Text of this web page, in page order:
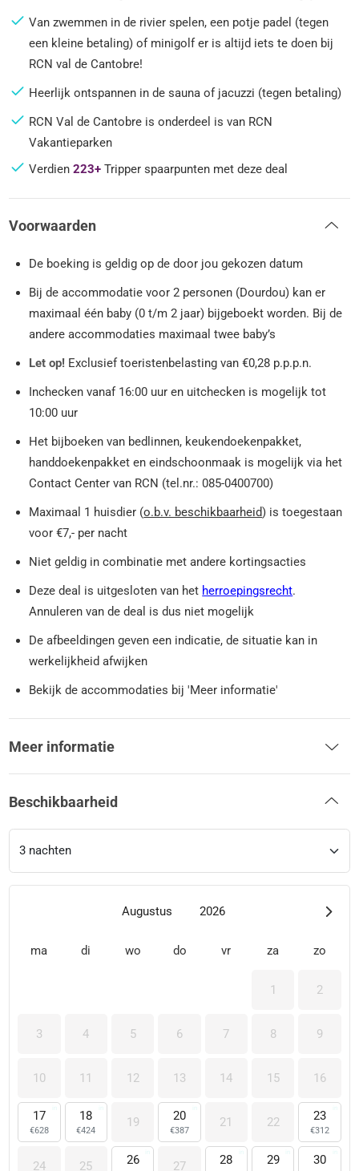
Van zwemmen in de rivier spelen, een potje padel (tegen
een kleine betaling) of minigolf er is altijd iets te doen bij
RCN val de Cantobre!
Heerlijk ontspannen in de sauna of jacuzzi (tegen betaling)
RCN Val de Cantobre is onderdeel is van RCN
Vakantieparken
Verdien223+ Tripper spaarpunten met deze deal
Voorwaarden
De boeking is geldig op de door jou gekozen datum
Bij de accommodatie voor 2 personen (Dourdou) kan er
maximaal één baby (0 t/m 2 jaar) bijgeboekt worden. Bij de
andere accommodaties maximaal twee baby’s
Let op! Exclusief toeristenbelasting van €0,28 p.p.p.n.
Inchecken vanaf 16:00 uur en uitchecken is mogelijk tot
10:00 uur
Het bijboeken van bedlinnen, keukendoekenpakket,
handdoekenpakket en eindschoonmaak is mogelijk via het
Contact Center van RCN (tel.nr.: 085-0400700)
Maximaal 1 huisdier (o.b.v. beschikbaarheid) is toegestaan
voor €7,- per nacht
Niet geldig in combinatie met andere kortingsacties
Deze deal is uitgesloten van het herroepingsrecht.
Annuleren van de deal is dus niet mogelijk
De afbeeldingen geven een indicatie, de situatie kan in
werkelijkheid afwijken
Bekijk de accommodaties bij 'Meer informatie'
Meer informatie
Beschikbaarheid
Augustus 2026
ma di wo do vr za zo
1 2
3 4 5 6 7 8 9
10 11 12 13 14 15 16
17
€628
18
€424
19 20
€387
21 22 23
€312
24 25 26 27 28 29 30